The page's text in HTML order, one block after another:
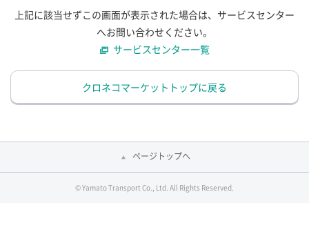
上記に該当せずこの画面が表示された場合は、サービスセンター
へお問い合わせください。
サービスセンター一覧
クロネコマーケットトップに戻る
ページトップへ
© Yamato Transport Co., Ltd. All Rights Reserved.